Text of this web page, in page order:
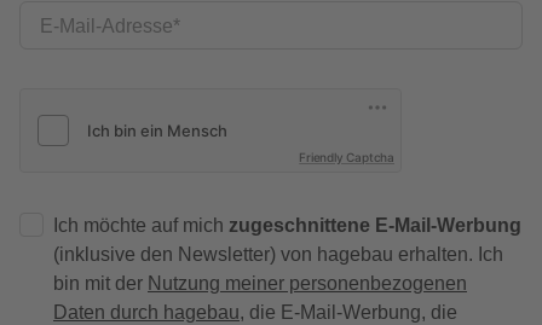
E-Mail-Adresse
Friendly Captcha
Ich möchte auf mich zugeschnittene E-Mail-Werbung
(inklusive den Newsletter) von hagebau erhalten. Ich
bin mit der Nutzung meiner personenbezogenen
Daten durch hagebau, die E-Mail-Werbung, die